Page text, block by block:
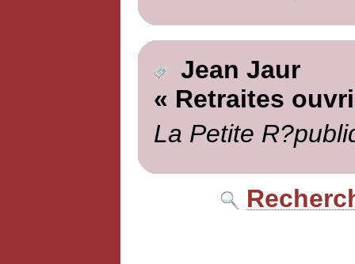
Jean Jaur
« Retraites
La Petite